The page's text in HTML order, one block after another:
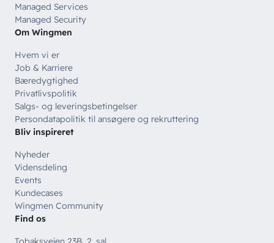
Managed Services
Managed Security
Om Wingmen
Hvem vi er
Job & Karriere
Bæredygtighed
Privatlivspolitik
Salgs- og leveringsbetingelser
Persondatapolitik til ansøgere og rekruttering
Bliv inspireret
Nyheder
Vidensdeling
Events
Kundecases
Wingmen Community
Find os